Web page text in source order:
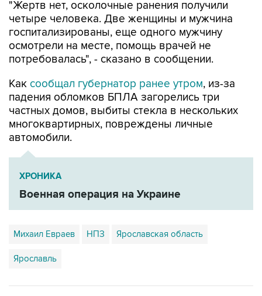
"Жертв нет, осколочные ранения получили
четыре человека. Две женщины и мужчина
госпитализированы, еще одного мужчину
осмотрели на месте, помощь врачей не
потребовалась", - сказано в сообщении.
Как сообщал губернатор ранее утром, из-за
падения обломков БПЛА загорелись три
частных домов, выбиты стекла в нескольких
многоквартирных, повреждены личные
автомобили.
ХРОНИКА
Военная операция на Украине
Михаил Евраев НПЗ Ярославская область
Ярославль